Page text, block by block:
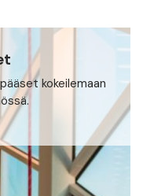
kokeilemaan